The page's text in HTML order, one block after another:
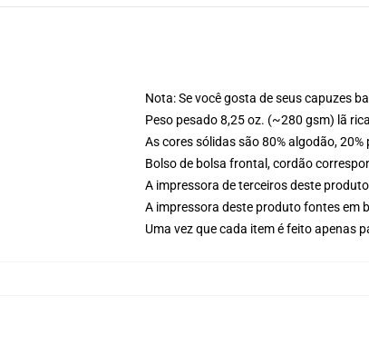
Nota: Se você gosta de seus capuzes
Peso pesado 8,25 oz. (~280 gsm) lã
As cores sólidas são 80% algodão,
Bolso de bolsa frontal, cordão
A impressora de terceiros deste
A impressora deste produto fontes em
Uma vez que cada item é feito apenas